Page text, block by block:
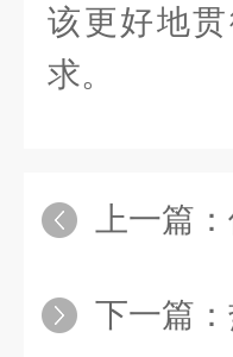
该更好地
求。
上一篇：
下一篇：